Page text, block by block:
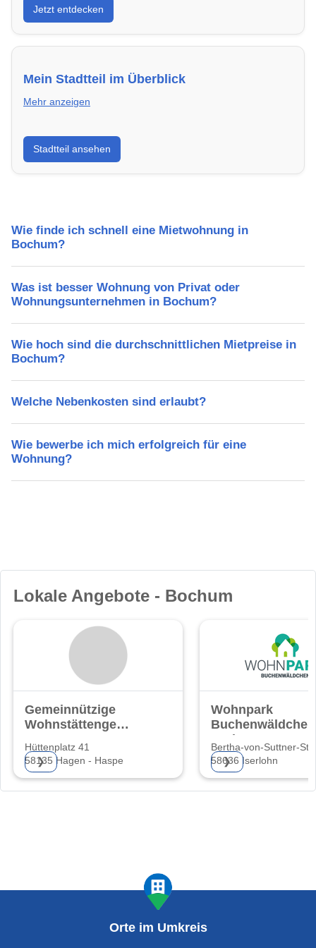
energieeffizient und sofort bezugsfertig.
Jetzt entdecken
Mein Stadtteil im Überblick
Mehr anzeigen
Erfahre mehr über deinen Stadtteil in Bochum:
Lebensqualität, Verkehrsanbindung, Schulen,
Stadtteil ansehen
Wie finde ich schnell eine Mietwohnung in
Bochum?
Was ist besser Wohnung von Privat oder
Wohnungsunternehmen in Bochum?
Wie hoch sind die durchschnittlichen Mietpreise in
Bochum?
Welche Nebenkosten sind erlaubt?
Wie bewerbe ich mich erfolgreich für eine
Wohnung?
Lokale Angebote - Bochum
Gemeinnützige
Wohnstättengenossenschaft
Hüttenplatz 41
58135 Hagen - Haspe
❯
Wohnpark
Buchenwäldchen
GmbH & Co KG
Bertha-von-Suttner-
58636 Iserlohn
❯
Orte im Umkreis